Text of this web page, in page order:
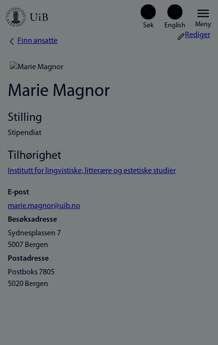
Hopp
Meny
Navigasjonssti
Finn ansatte
Rediger
Marie Magnor
Stilling
Stipendiat
Tilhørighet
Institutt for lingvistiske, litterære og estetiske studier
E-post
marie.magnor@uib.no
Besøksadresse
Sydnesplassen 7
5007 Bergen
Postadresse
Postboks 7805
5020 Bergen